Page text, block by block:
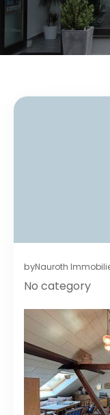
byNauroth
No category